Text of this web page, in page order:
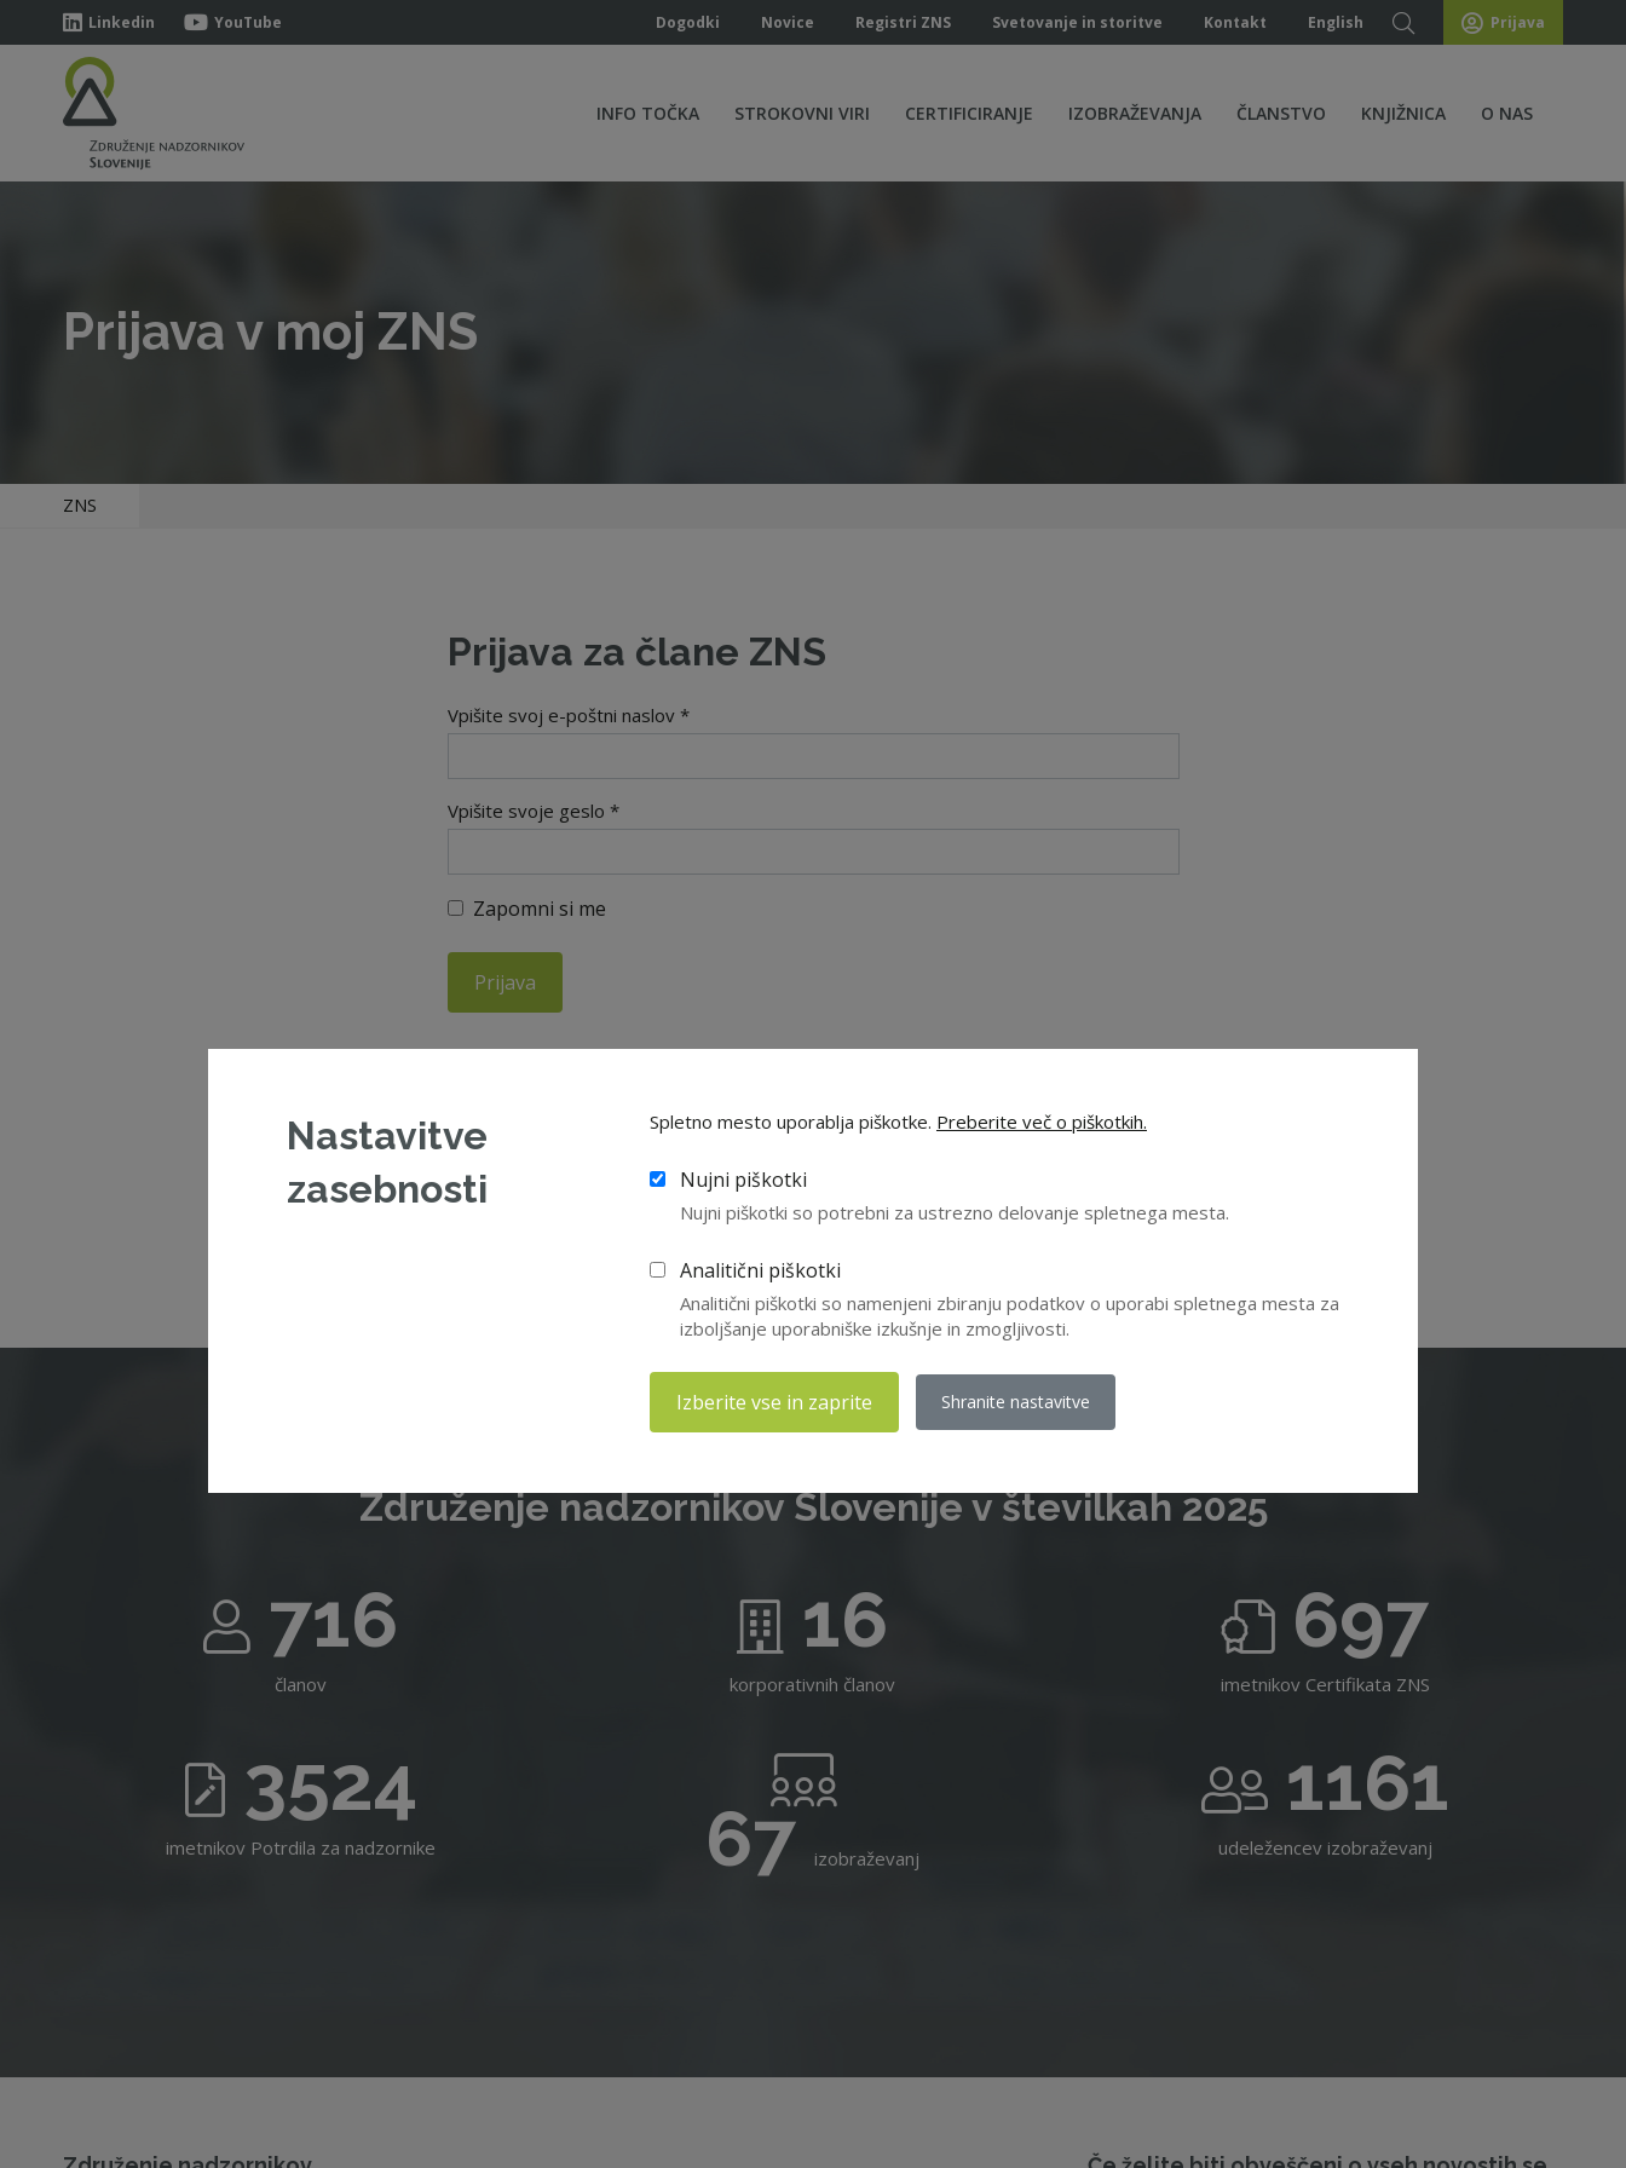
Linkedin YouTube Dogodki Novice Registri ZNS Svetovanje in storitve Kontakt English Prijava
INFO TOČKA STROKOVNI VIRI CERTIFICIRANJE IZOBRAŽEVANJA ČLANSTVO KNJIŽNICA O NAS
Prijava v moj ZNS
ZNS
Prijava za člane ZNS
Vpišite svoj e-poštni naslov *
Vpišite svoje geslo *
Zapomni si me
Prijava
V kolikor še niste član ZNS, vas vabimo da se nam pridružite in izkoristite vse ugodnosti
članstva. Letna članarina znaša 210 EUR, za upokojence pa 55 EUR.
Združenje nadzornikov Slovenije v številkah 2025
716
članov
16
korporativnih članov
697
imetnikov Certifikata ZNS
3524
imetnikov Potrdila za nadzornike 67izobraževanj
1161
udeležencev izobraževanj
Nastavitve
zasebnosti
Spletno mesto uporablja piškotke. Preberite več o piškotkih.
Nujni piškotki
Nujni piškotki so potrebni za ustrezno delovanje spletnega mesta.
Analitični piškotki
Analitični piškotki so namenjeni zbiranju podatkov o uporabi spletnega mesta za
izboljšanje uporabniške izkušnje in zmogljivosti.
Izberite vse in zaprite Shranite nastavitve